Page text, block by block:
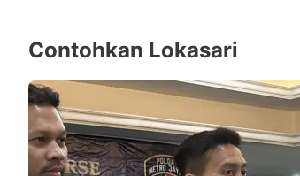
Contohkan Lokasari